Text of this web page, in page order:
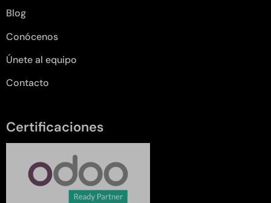
Blog
Conócenos
Únete al equipo
Contacto
Certificaciones